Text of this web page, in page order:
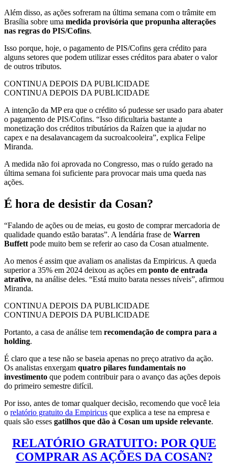
Além disso, as ações sofreram na última semana com o trâmite em
Brasília sobre uma medida provisória que propunha alterações
nas regras do PIS/Cofins.
Isso porque, hoje, o pagamento de PIS/Cofins gera crédito para
alguns setores que podem utilizar esses créditos para abater o valor
de outros tributos.
CONTINUA DEPOIS DA PUBLICIDADE
CONTINUA DEPOIS DA PUBLICIDADE
A intenção da MP era que o crédito só pudesse ser usado para abater
o pagamento de PIS/Cofins. “Isso dificultaria bastante a
monetização dos créditos tributários da Raízen que ia ajudar no
capex e na desalavancagem da sucroalcooleira”, explica Felipe
Miranda.
A medida não foi aprovada no Congresso, mas o ruído gerado na
última semana foi suficiente para provocar mais uma queda nas
ações.
É hora de desistir da Cosan?
“Falando de ações ou de meias, eu gosto de comprar mercadoria de
qualidade quando estão baratas”. A lendária frase de Warren
Buffett pode muito bem se referir ao caso da Cosan atualmente.
Ao menos é assim que avaliam os analistas da Empiricus. A queda
superior a 35% em 2024 deixou as ações em ponto de entrada
atrativo, na análise deles. “Está muito barata nesses níveis”, afirmou
Miranda.
CONTINUA DEPOIS DA PUBLICIDADE
CONTINUA DEPOIS DA PUBLICIDADE
Portanto, a casa de análise tem recomendação de compra para a
holding.
É claro que a tese não se baseia apenas no preço atrativo da ação.
Os analistas enxergam quatro pilares fundamentais no
investimento que podem contribuir para o avanço das ações depois
do primeiro semestre difícil.
Por isso, antes de tomar qualquer decisão, recomendo que você leia
o relatório gratuito da Empiricus que explica a tese na empresa e
quais são esses gatilhos que dão à Cosan um upside relevante.
RELATÓRIO GRATUITO: POR QUE
COMPRAR AS AÇÕES DA COSAN?